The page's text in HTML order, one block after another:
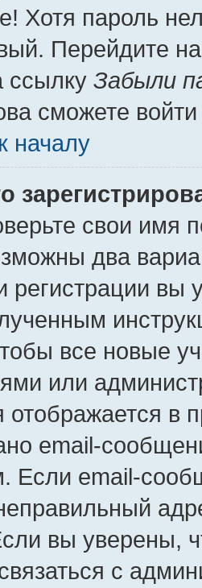
Хотя пароль
Перейдите
ссылку Забыли
сможете
началу
свои имя
два
регистрации вы
все новые
или
в
email-
Если email-
вы уверены,
с